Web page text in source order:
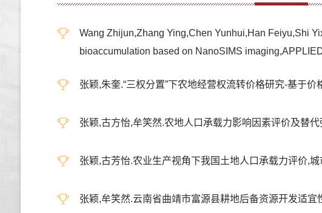
Wang Zhijun,Zhang Ying,Chen Yunhui,Han Feiyu,Shi
bioaccumulation based on NanoSIMS
张颖,朱奎.“三权分置”下农地经营权流转价格研究-基于
张颖,古方怡,牟笑然.农地人口承载力影响因素评价及替
张颖,古芳怡.农业生产视角下我国土地人口承载力评价,
张颖,牟笑然.云南省曲靖市富源县耕地后备资源开发适